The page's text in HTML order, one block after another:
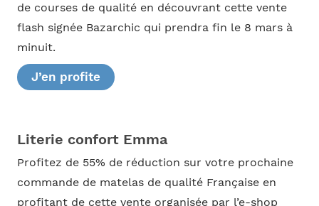
de courses de qualité en découvrant cette vente
flash signée Bazarchic qui prendra fin le 8 mars à
minuit.
J’en profite
Literie confort Emma
Profitez de 55% de réduction sur votre prochaine
commande de matelas de qualité Française en
profitant de cette vente organisée par l’e-shop